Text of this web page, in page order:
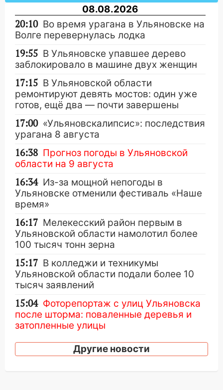
08.08.2026
20:10 Во время урагана в Ульяновске на
Волге перевернулась лодка
19:55 В Ульяновске упавшее дерево
заблокировало в машине двух женщин
17:15 В Ульяновской области
ремонтируют девять мостов: один уже
готов, ещё два — почти завершены
17:00 «Ульяновскалипсис»: последствия
урагана 8 августа
16:38 Прогноз погоды в Ульяновской
области на 9 августа
16:34 Из-за мощной непогоды в
Ульяновске отменили фестиваль «Наше
время»
16:17 Мелекесский район первым в
Ульяновской области намолотил более
100 тысяч тонн зерна
15:17 В колледжи и техникумы
Ульяновской области подали более 10
тысяч заявлений
15:04 Фоторепортаж с улиц Ульяновска
после шторма: поваленные деревья и
затопленные улицы
14:28 Ураган вырвал остановку на улице
Деева в Заволжье
Другие новости